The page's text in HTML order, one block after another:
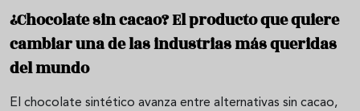
¿Chocolate sin cacao? El producto que quiere
cambiar una de las industrias más queridas
del mundo
El chocolate sintético avanza entre alternativas sin cacao,